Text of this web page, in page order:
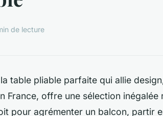
de lecture
table pliable parfaite qui allie
France, offre une sélection
pour agrémenter un balcon, partir